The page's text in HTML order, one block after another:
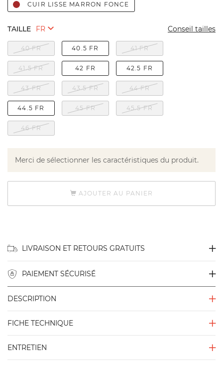
CUIR LISSE MARRON FONCE
TAILLE Conseil tailles
40 FR 40.5 FR 41 FR
41.5 FR 42 FR 42.5 FR
43 FR 43.5 FR 44 FR
44.5 FR 45 FR 45.5 FR
46 FR
Merci de sélectionner les caractéristiques du produit.
AJOUTER AU PANIER
LIVRAISON ET RETOURS GRATUITS
PAIEMENT SÉCURISÉ
DESCRIPTION
FICHE TECHNIQUE
ENTRETIEN